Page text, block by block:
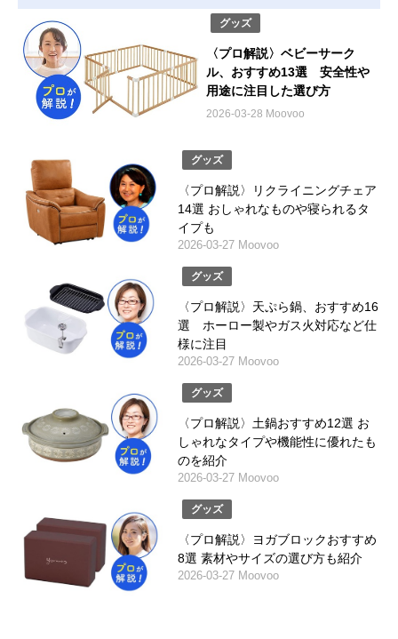
グッズ
〈プロ解説〉ベビーサーク
ル、おすすめ13選 安全性や
用途に注目した選び方
2026-03-28 Moovoo
グッズ
〈プロ解説〉リクライニングチェア
14選 おしゃれなものや寝られるタ
イプも
2026-03-27 Moovoo
グッズ
〈プロ解説〉天ぷら鍋、おすすめ16
選 ホーロー製やガス火対応など仕
様に注目
2026-03-27 Moovoo
グッズ
〈プロ解説〉土鍋おすすめ12選 お
しゃれなタイプや機能性に優れたも
のを紹介
2026-03-27 Moovoo
グッズ
〈プロ解説〉ヨガブロックおすすめ
8選 素材やサイズの選び方も紹介
2026-03-27 Moovoo